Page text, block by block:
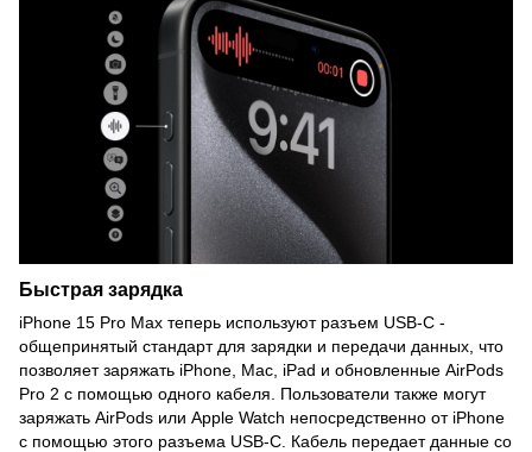
Быстрая зарядка
iPhone 15 Pro Max теперь используют разъем USB-C -
общепринятый стандарт для зарядки и передачи данных, что
позволяет заряжать iPhone, Mac, iPad и обновленные AirPods
Pro 2 с помощью одного кабеля. Пользователи также могут
заряжать AirPods или Apple Watch непосредственно от iPhone
с помощью этого разъема USB-C. Кабель передает данные со